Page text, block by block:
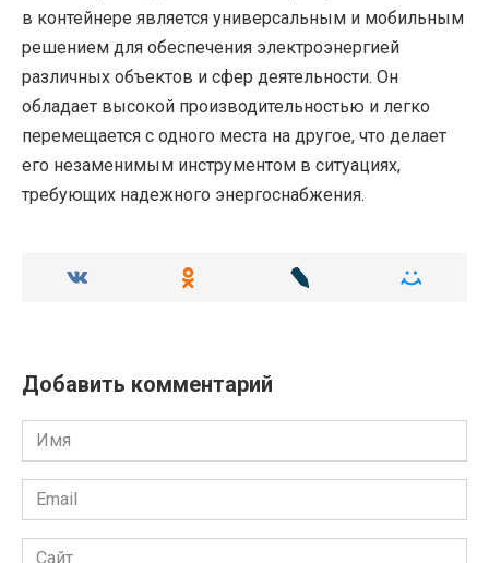
в контейнере является универсальным и мобильным
решением для обеспечения электроэнергией
различных объектов и сфер деятельности. Он
обладает высокой производительностью и легко
перемещается с одного места на другое, что делает
его незаменимым инструментом в ситуациях,
требующих надежного энергоснабжения.
Добавить комментарий
Имя
Email
Сайт